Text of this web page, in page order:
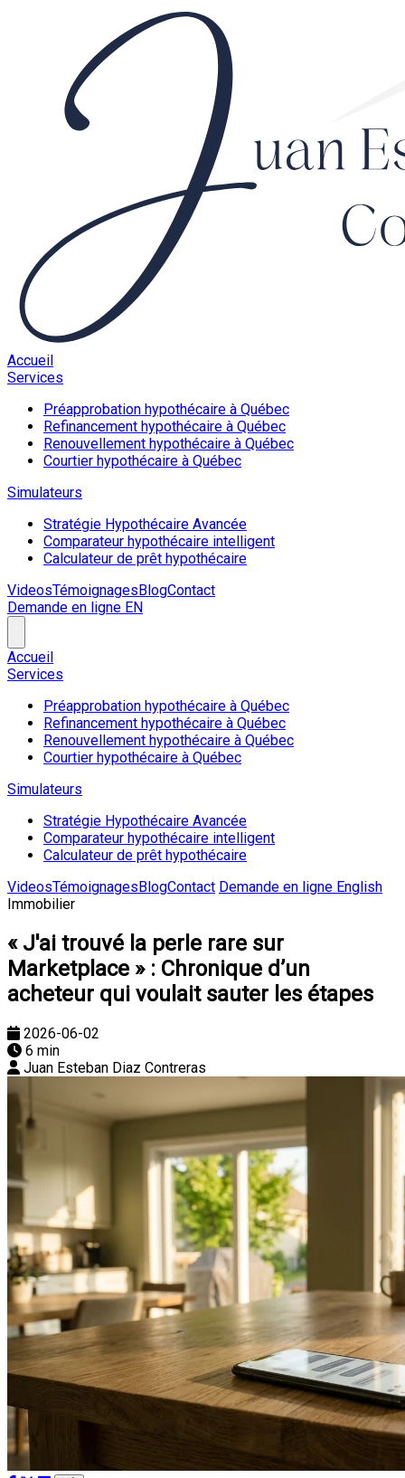
Accueil
Services
Préapprobation hypothécaire à Québec
Refinancement hypothécaire à Québec
Renouvellement hypothécaire à Québec
Courtier hypothécaire à Québec
Simulateurs
Stratégie Hypothécaire Avancée
Comparateur hypothécaire intelligent
Calculateur de prêt hypothécaire
VideosTémoignagesBlogContact
Demande en ligne EN
Accueil
Services
Préapprobation hypothécaire à Québec
Refinancement hypothécaire à Québec
Renouvellement hypothécaire à Québec
Courtier hypothécaire à Québec
Simulateurs
Stratégie Hypothécaire Avancée
Comparateur hypothécaire intelligent
Calculateur de prêt hypothécaire
VideosTémoignagesBlogContact Demande en ligne English
Immobilier
« J'ai trouvé la perle rare sur
Marketplace » : Chronique d’un
acheteur qui voulait sauter les étapes
2026-06-02
6 min
Juan Esteban Diaz Contreras